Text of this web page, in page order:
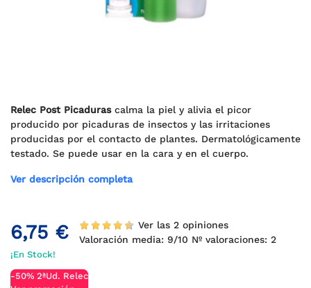
Relec Post Picaduras calma la piel y alivia el picor
producido por picaduras de insectos y las irritaciones
producidas por el contacto de plantes. Dermatológicamente
testado. Se puede usar en la cara y en el cuerpo.
Ver descripción completa
6,75 €
Ver las 2 opiniones
Valoración media: 9/10 Nº valoraciones: 2
¡En Stock!
-50% 2ªUd. Relec